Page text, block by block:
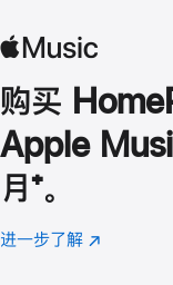
购买
Apple
月 脚
注
⁺。
进一步了解 Apple
(在